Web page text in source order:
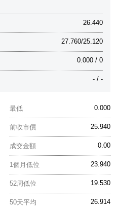
26.440
27.760/25.120
0.000 / 0
- / -
0.000
最低
25.940
前收市價
0.00
成交金額
23.940
1個月低位
19.530
52周低位
26.914
50天平均